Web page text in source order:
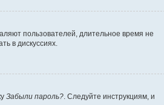
пользователей, длительное время не
в дискуссиях.
Забыли пароль? . Следуйте инструкциям, и